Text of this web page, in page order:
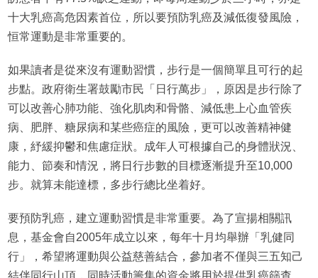
十大乳癌高危因素首位，所以要預防乳癌及減低復發風險，
恒常運動是非常重要的。
如果讀者是從來沒有運動習慣，步行是一個簡單且可行的起
步點。政府衛生署鼓勵市民「日行萬步」，原因是步行除了
可以改善心肺功能、強化肌肉和骨骼、減低患上心血管疾
病、肥胖、糖尿病和某些癌症的風險，更可以改善精神健
康，紓緩抑鬱和焦慮症狀。成年人可根據自己的身體狀況、
能力、節奏和情況，將日行步數的目標逐漸提升至10,000
步。就算未能達標，多步行總比坐着好。
要預防乳癌，建立運動習慣是非常重要。為了宣揚相關訊
息，基金會自2005年成立以來，每年十月均舉辦「乳健同
行」，希望將運動與公益慈善結合，參加者不僅與三五知己
結伴同行山頂，同時活動籌集的資金將用於提供乳癌篩查、